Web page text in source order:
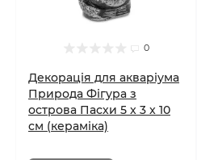
0
Декорація для акваріума
Природа Фігура з
острова Пасхи 5 x 3 x 10
см (кераміка)